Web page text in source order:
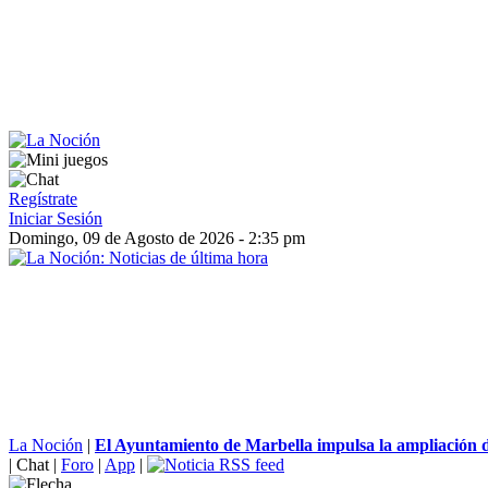
Regístrate
Iniciar Sesión
Domingo, 09 de Agosto de 2026 - 2:35 pm
La Noción | El Ayuntamiento de Marbella impulsa la ampliación
| Chat | Foro | App |